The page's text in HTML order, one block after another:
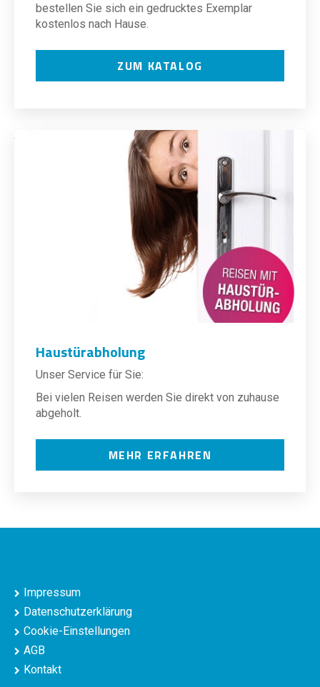
bestellen Sie sich ein gedrucktes Exemplar
kostenlos nach Hause.
ZUM KATALOG
Haustürabholung
Unser Service für Sie:
Bei vielen Reisen werden Sie direkt von zuhause
abgeholt.
MEHR ERFAHREN
Impressum
Datenschutzerklärung
Cookie-Einstellungen
AGB
Kontakt